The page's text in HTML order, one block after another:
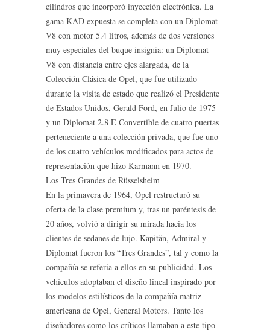
cilindros que incorporó inyección electrónica. La
gama KAD expuesta se completa con un Diplomat
V8 con motor 5.4 litros, además de dos versiones
muy especiales del buque insignia: un Diplomat
V8 con distancia entre ejes alargada, de la
Colección Clásica de Opel, que fue utilizado
durante la visita de estado que realizó el Presidente
de Estados Unidos, Gerald Ford, en Julio de 1975
y un Diplomat 2.8 E Convertible de cuatro puertas
perteneciente a una colección privada, que fue uno
de los cuatro vehículos modificados para actos de
representación que hizo Karmann en 1970.
Los Tres Grandes de Rüsselsheim
En la primavera de 1964, Opel restructuró su
oferta de la clase premium y, tras un paréntesis de
20 años, volvió a dirigir su mirada hacia los
clientes de sedanes de lujo. Kapitän, Admiral y
Diplomat fueron los “Tres Grandes”, tal y como la
compañía se refería a ellos en su publicidad. Los
vehículos adoptaban el diseño lineal inspirado por
los modelos estilísticos de la compañía matriz
americana de Opel, General Motors. Tanto los
diseñadores como los críticos llamaban a este tipo